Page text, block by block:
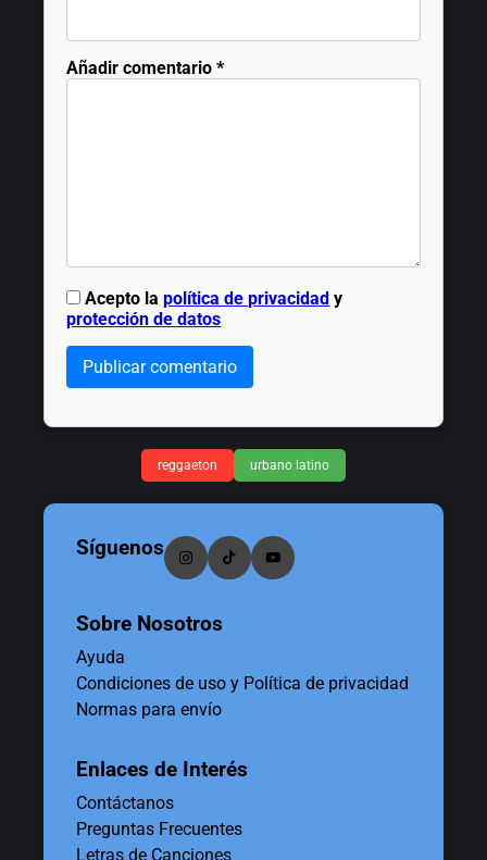
Añadir comentario *
Acepto lapolítica de privacidad y
protección de datos
Publicar comentario
reggaeton urbano latino
Síguenos
Sobre Nosotros
Ayuda
Condiciones de uso y Política de privacidad
Normas para envío
Enlaces de Interés
Contáctanos
Preguntas Frecuentes
Letras de Canciones